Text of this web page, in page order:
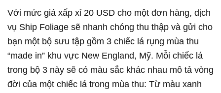
Với mức giá xấp xỉ 20 USD cho một đơn hàng, dịch
vụ Ship Foliage sẽ nhanh chóng thu thập và gửi cho
bạn một bộ sưu tập gồm 3 chiếc lá rụng mùa thu
“made in” khu vực New England, Mỹ. Mỗi chiếc lá
trong bộ 3 này sẽ có màu sắc khác nhau mô tả vòng
đời của một chiếc lá trong mùa thu: Từ màu xanh